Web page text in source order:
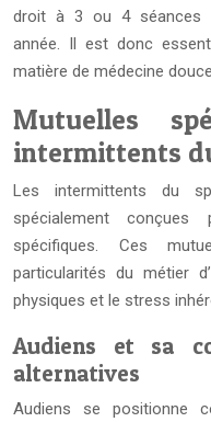
droit à 3 ou 4 séances
année. Il est donc
matière de médecine
Mutuelles
intermittents
Les intermittents du
spécialement
spécifiques. Ces
particularités du métier
physiques et le stress
Audiens et sa
alternatives
Audiens se positionne